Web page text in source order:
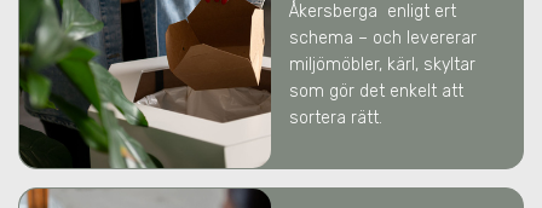
Åkersberga enligt ert
schema – och levererar
miljömöbler, kärl, skyltar
som gör det enkelt att
sortera rätt.